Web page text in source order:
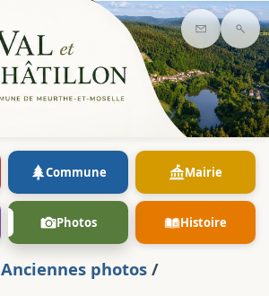
Contact
Commune Mairie
Photos Histoire
Anciennes photos /